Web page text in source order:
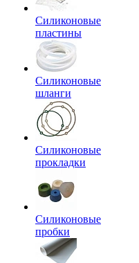
Силиконовые
пластины
Силиконовые
шланги
Силиконовые
прокладки
Силиконовые
пробки